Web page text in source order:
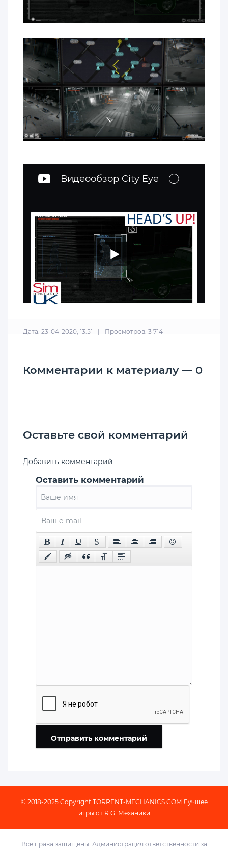
Видеообзор City Eye
Дата: 23-04-2020, 13:51 Просмотров: 3 714
Комментарии к материалу — 0
Оставьте свой комментарий
Добавить комментарий
Оставить комментарий
Отправить комментарий
© 2018-2025 Copyright TORRENT-MECHANICS.COM Лучшее
игры от R.G. Механики
Все права защищены. Администрация ответственности за